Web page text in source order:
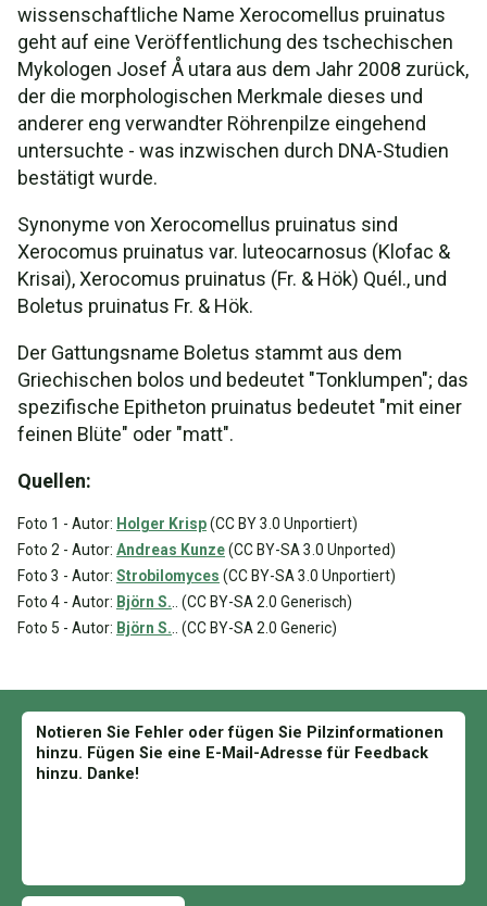
wissenschaftliche Name Xerocomellus pruinatus
geht auf eine Veröffentlichung des tschechischen
Mykologen Josef Å utara aus dem Jahr 2008 zurück,
der die morphologischen Merkmale dieses und
anderer eng verwandter Röhrenpilze eingehend
untersuchte - was inzwischen durch DNA-Studien
bestätigt wurde.
Synonyme von Xerocomellus pruinatus sind
Xerocomus pruinatus var. luteocarnosus (Klofac &
Krisai), Xerocomus pruinatus (Fr. & Hök) Quél., und
Boletus pruinatus Fr. & Hök.
Der Gattungsname Boletus stammt aus dem
Griechischen bolos und bedeutet "Tonklumpen"; das
spezifische Epitheton pruinatus bedeutet "mit einer
feinen Blüte" oder "matt".
Quellen:
Foto 1 - Autor: Holger Krisp(CC BY 3.0 Unportiert)
Foto 2 - Autor: Andreas Kunze(CC BY-SA 3.0 Unported)
Foto 3 - Autor: Strobilomyces (CC BY-SA 3.0 Unportiert)
Foto 4 - Autor: Björn S. .. (CC BY-SA 2.0 Generisch)
Foto 5 - Autor: Björn S. .. (CC BY-SA 2.0 Generic)